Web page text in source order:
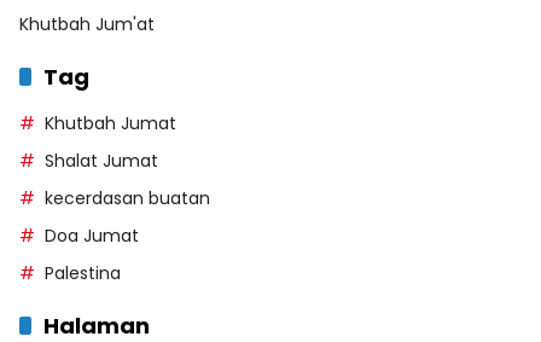
Khutbah Jum'at
Tag
Khutbah Jumat
Shalat Jumat
kecerdasan buatan
Doa Jumat
Palestina
Halaman